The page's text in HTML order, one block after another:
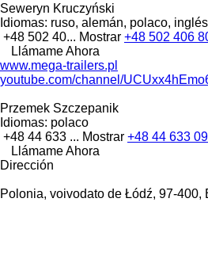
Seweryn Kruczyński
Idiomas: ruso, alemán, polaco, inglés
+48 502 40... Mostrar +48 502 406
Llámame Ahora
www.mega-trailers.pl
youtube.com/channel/
Przemek Szczepanik
Idiomas: polaco
+48 44 633 ... Mostrar +48 44 633
Llámame Ahora
Dirección
Polonia, voivodato de Łódź, 97-400,